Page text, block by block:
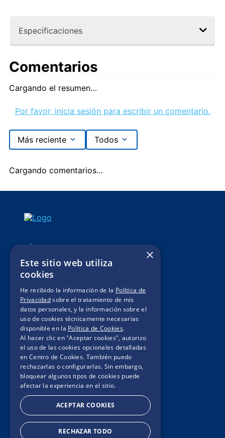
Especificaciones
Comentarios
Cargando el resumen…
Por favor, inicia sesión para escribir un comentario.
Más reciente Todos
Cargando comentarios…
Mis pedidos
Legales de Campaña
Contacto
Términos y condiciones
Política de privacidad
Políticas de cookies
×
Este sitio web utiliza
cookies
He recibido la información de la Política de
Privacidadsobre el tratamiento de mis
datos personales, y la información sobre el
uso de cookies técnicamente necesarias
disponible en la Política de Cookies.
Al hacer clic en "Aceptar cookies", autorizo
el uso de las cookies opcionales detalladas
en Centro de Cookies. También puedo
rechazarlas o configurarlas. Sin embargo,
bloquear algunos tipos de cookies puede
afectar la experiencia en el sitio.
ACEPTAR COOKIES
RECHAZAR TODO